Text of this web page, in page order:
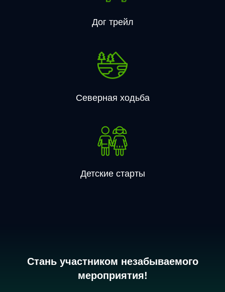
Дог трейл
Северная ходьба
Детские старты
Стань участником незабываемого
мероприятия!